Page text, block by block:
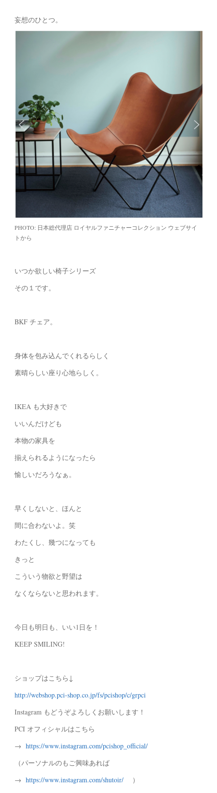
妄想のひとつ。
PHOTO: 日本総代理店 ロイヤルファニチャーコレクション ウェブサイ
トから
いつか欲しい椅子シリーズ
その１です。
BKF チェア。
身体を包み込んでくれるらしく
素晴らしい座り心地らしく。
IKEA も大好きで
いいんだけども
本物の家具を
揃えられるようになったら
愉しいだろうなぁ。
早くしないと、ほんと
間に合わないよ。笑
わたくし、幾つになっても
きっと
こういう物欲と野望は
なくならないと思われます。
今日も明日も、いい1日を！
KEEP SMILING!
ショップはこちら↓
http://webshop.pci-shop.co.jp/fs/pcishop/c/grpci
Instagram もどうぞよろしくお願いします！
PCI オフィシャルはこちら
→ https://www.instagram.com/pcishop_official/
（パーソナルのもご興味あれば
→ https://www.instagram.com/shutoir/ ）